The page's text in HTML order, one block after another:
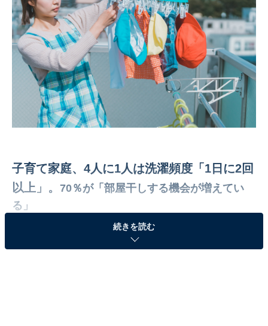
子育て家庭、4人に1人は洗濯頻度「1日に2回
以上」。 70％が「部屋干しする機会が増えてい
る」
各家庭の洗濯頻度について聞いたところ、
続きを読む